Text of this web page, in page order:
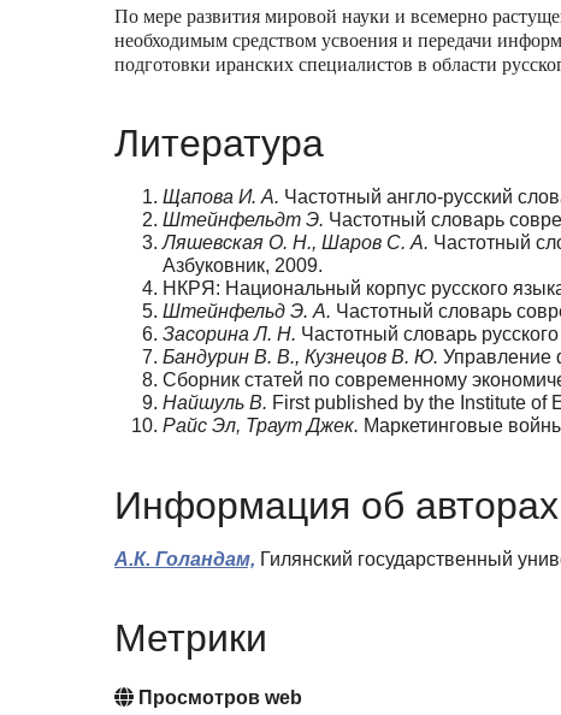
По мере развития мировой науки и всемерно
необходимым средством усвоения и передачи
подготовки иранских специалистов в области
Литература
Щапова И. А. Частотный англо-русский
Штейнфельдт Э. Частотный словарь
Ляшевская О. Н., Шаров С. А. Частотный
Азбуковник, 2009.
НКРЯ: Национальный корпус русского
Штейнфельд Э. А. Частотный словарь
Засорина Л. Н. Частотный словарь
Бандурин В. В., Кузнецов В. Ю. Управление
Сборник статей по современному
Найшуль В. First published by the Institute of
Райс Эл, Траут Джек. Маркетинговые
Информация об авторах
А.К. Голандам, Гилянский государственный
Метрики
Просмотров web